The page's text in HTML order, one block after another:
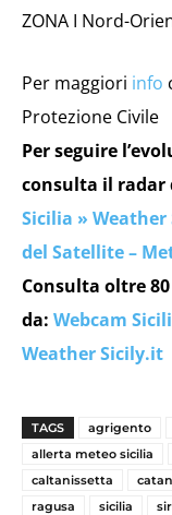
ZONA I Nord-
Per maggiori info
Protezione Civile
Per seguire
consulta il radar
Sicilia »
del Satellite –
Consulta oltre
da: Webcam
Weather Sicily.it
TAGS agrigento
allerta meteo sicilia
caltanissetta
ragusa
sicilia